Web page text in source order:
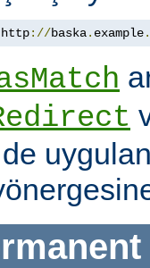
://baska. example.